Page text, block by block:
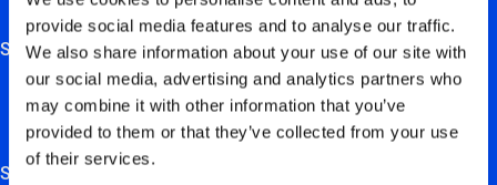
provide social media features and to analyse our traffic.
We also share information about your use of our site with
our social media, advertising and analytics partners who
may combine it with other information that you’ve
provided to them or that they’ve collected from your use
of their services.
This field is for validation purposes and should be left
unchanged.
Support
Overzicht FAQ
Hardwarehandleidingen
Solutions